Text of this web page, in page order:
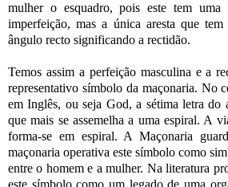
mulher o esquadro, pois este tem uma
imperfeição, mas a única aresta que
ângulo recto significando a rectidão.
Temos assim a perfeição masculina e a
representativo símbolo da maçonaria. No
em Inglês, ou seja God, a sétima letra do
que mais se assemelha a uma espiral. A
forma-se em espiral. A Maçonaria
maçonaria operativa este símbolo como
entre o homem e a mulher. Na literatura